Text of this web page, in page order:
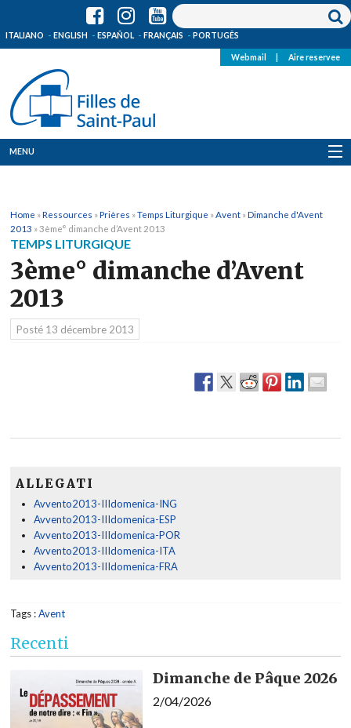
ITALIANO ENGLISH ESPAÑOL FRANÇAIS PORTUGÊS
Webmail Aire reservee
MENU
Où sommes-nous
News
Ressources
Media
Home »Ressources »Prières »Temps Liturgique » Avent »Dimanche d'Avent
2013 »3ème° dimanche d’Avent 2013
TEMPS LITURGIQUE
3ème° dimanche d’Avent
2013
Posté 13 décembre 2013
ALLEGATI
Avvento2013-IIIdomenica-ING
Avvento2013-IIIdomenica-ESP
Avvento2013-IIIdomenica-POR
Avvento2013-IIIdomenica-ITA
Avvento2013-IIIdomenica-FRA
Tags :Avent
Recenti
Dimanche de Pâque 2026
2/04/2026